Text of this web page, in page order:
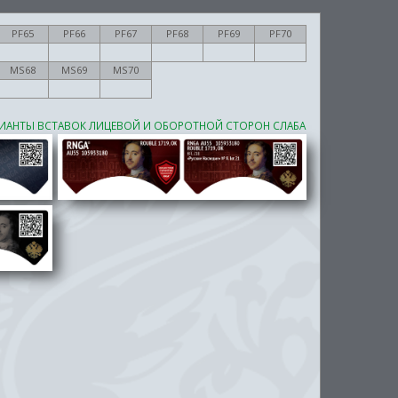
PF65 PF66 PF67 PF68 PF69 PF70
MS68 MS69 MS70
ВСТАВОК ЛИЦЕВОЙ И ОБОРОТНОЙ СТОРОН СЛАБА